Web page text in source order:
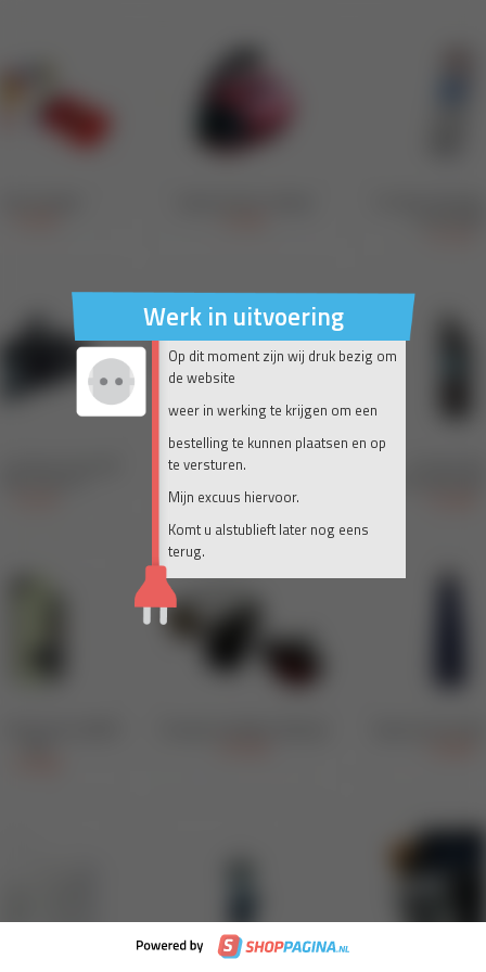
Werk in uitvoering
Op dit moment zijn wij druk bezig om
de website
weer in werking te krijgen om een
bestelling te kunnen plaatsen en op
te versturen.
Mijn excuus hiervoor.
Komt u alstublieft later nog eens
terug.